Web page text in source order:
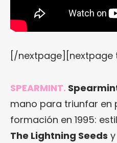
[/nextpage][nextpage
SPEARMINT.
mano para triunfar en
formación en 1995:
The Lightning Seeds